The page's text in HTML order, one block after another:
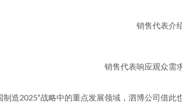
销售代表介
销售代表响应观众需
造2025”战略中的重点发展领域，泗博公司借